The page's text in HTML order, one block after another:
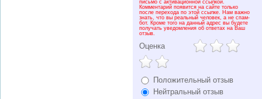
письмо с активационной ссылкой.
Комментарий появится на сайте только
после перехода по этой ссылке. Нам важно
знать, что вы реальный человек, а не спам-
бот. Кроме того на данный адрес вы будете
получать уведомления об ответах на Ваш
отзыв.
Оценка
Положительный отзыв
Нейтральный отзыв